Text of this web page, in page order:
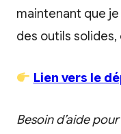
maintenant que
des outils
Lien vers le
Besoin d’aide